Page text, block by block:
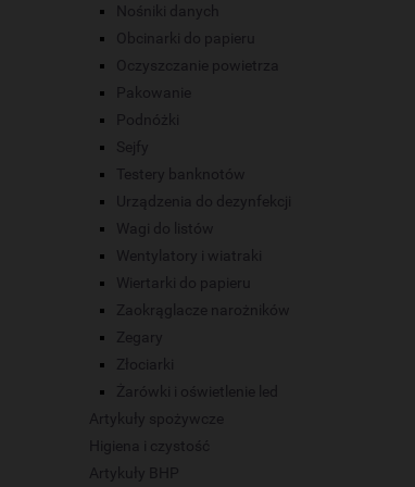
Nośniki danych
Obcinarki do papieru
Oczyszczanie powietrza
Pakowanie
Podnóżki
Sejfy
Testery banknotów
Urządzenia do dezynfekcji
Wagi do listów
Wentylatory i wiatraki
Wiertarki do papieru
Zaokrąglacze narożników
Zegary
Złociarki
Żarówki i oświetlenie led
Artykuły spożywcze
Higiena i czystość
Artykuły BHP